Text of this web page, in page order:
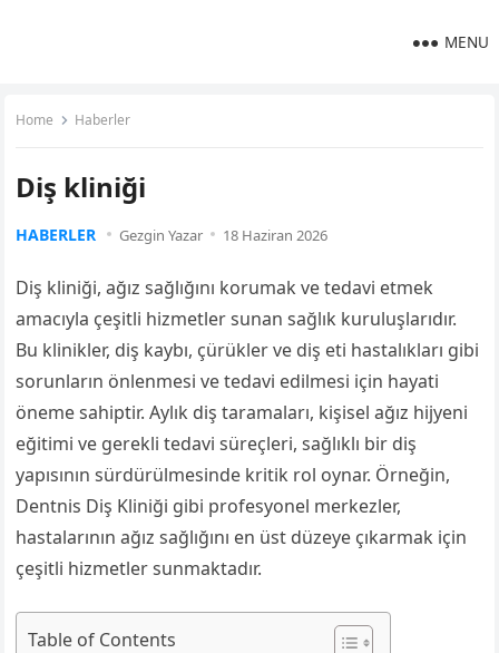
MENU
Home Haberler
Diş kliniği
HABERLER Gezgin Yazar 18 Haziran 2026
Diş kliniği, ağız sağlığını korumak ve tedavi etmek
amacıyla çeşitli hizmetler sunan sağlık kuruluşlarıdır.
Bu klinikler, diş kaybı, çürükler ve diş eti hastalıkları gibi
sorunların önlenmesi ve tedavi edilmesi için hayati
öneme sahiptir. Aylık diş taramaları, kişisel ağız hijyeni
eğitimi ve gerekli tedavi süreçleri, sağlıklı bir diş
yapısının sürdürülmesinde kritik rol oynar. Örneğin,
Dentnis Diş Kliniği gibi profesyonel merkezler,
hastalarının ağız sağlığını en üst düzeye çıkarmak için
çeşitli hizmetler sunmaktadır.
Table of Contents